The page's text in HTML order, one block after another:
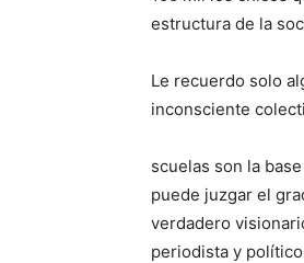
estructura de la
Le recuerdo solo
inconsciente
scuelas son la
puede juzgar el
verdadero
periodista y